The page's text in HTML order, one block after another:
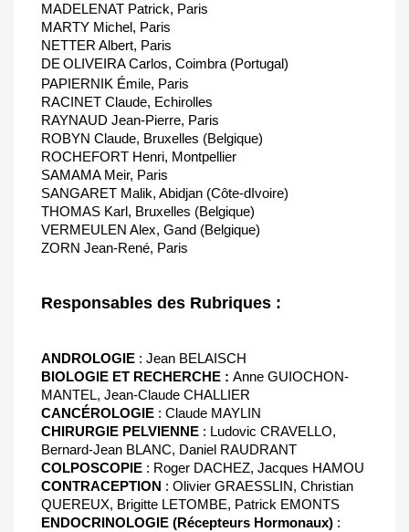
MADELENAT Patrick, Paris
MARTY Michel, Paris
NETTER Albert, Paris
DE OLIVEIRA Carlos, Coimbra (Portugal)
PAPIERNIK Émile, Paris
RACINET Claude, Echirolles
RAYNAUD Jean-Pierre, Paris
ROBYN Claude, Bruxelles (Belgique)
ROCHEFORT Henri, Montpellier
SAMAMA Meir, Paris
SANGARET Malik, Abidjan (Côte-dIvoire)
THOMAS Karl, Bruxelles (Belgique)
VERMEULEN Alex, Gand (Belgique)
ZORN Jean-René, Paris
Responsables des Rubriques :
ANDROLOGIE : Jean BELAISCH
BIOLOGIE ET RECHERCHE : Anne GUIOCHON-
MANTEL, Jean-Claude CHALLIER
CANCÉROLOGIE : Claude MAYLIN
CHIRURGIE PELVIENNE : Ludovic CRAVELLO,
Bernard-Jean BLANC, Daniel RAUDRANT
COLPOSCOPIE : Roger DACHEZ, Jacques HAMOU
CONTRACEPTION : Olivier GRAESSLIN, Christian
QUEREUX, Brigitte LETOMBE, Patrick EMONTS
ENDOCRINOLOGIE (Récepteurs Hormonaux) :